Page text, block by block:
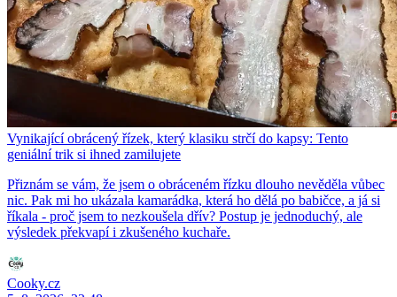
Vynikající obrácený řízek, který klasiku strčí do kapsy: Tento
geniální trik si ihned zamilujete
Přiznám se vám, že jsem o obráceném řízku dlouho nevěděla vůbec
nic. Pak mi ho ukázala kamarádka, která ho dělá po babičce, a já si
říkala - proč jsem to nezkoušela dřív? Postup je jednoduchý, ale
výsledek překvapí i zkušeného kuchaře.
Cooky.cz